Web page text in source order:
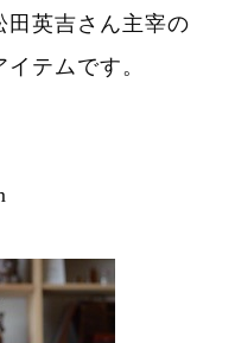
田英吉さん主宰の
テムです。